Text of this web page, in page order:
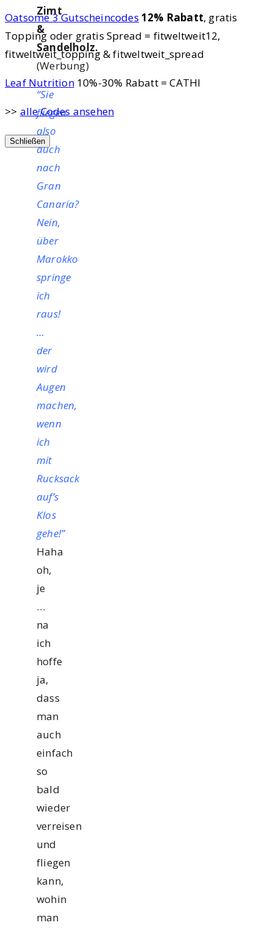
Zimt
&
Sandelholz.
(Werbung)
“Sie
fliegen
also
auch
nach
Gran
Canaria?
Nein,
über
Marokko
springe
ich
raus!
…
der
wird
Augen
machen,
wenn
ich
mit
Rucksack
auf’s
Klos
gehe!”
Haha
oh,
je
…
na
ich
hoffe
ja,
dass
man
auch
einfach
so
bald
wieder
verreisen
und
fliegen
kann,
wohin
man
Oatsome 3 Gutscheincodes 12% Rabatt, gratis
Topping oder gratis Spread = fitweltweit12,
fitweltweit_topping & fitweltweit_spread
Leaf Nutrition10%-30% Rabatt = CATHI
>> alle Codes ansehen
Schließen